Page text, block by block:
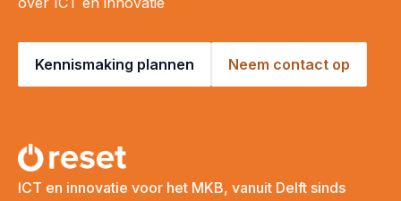
Kennismaking plannen Neem contact op
ICT en innovatie voor het MKB, vanuit Delft sinds